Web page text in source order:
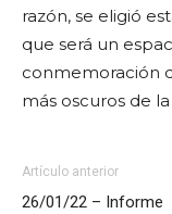
razón, se eligió
que será un
conmemoración
más oscuros de
Artículo anterior
26/01/22 – Informe